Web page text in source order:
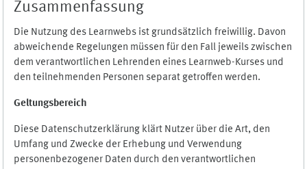
Zusammenfassung
Die Nutzung des Learnwebs ist grundsätzlich freiwillig. Davon
abweichende Regelungen müssen für den Fall jeweils zwischen
dem verantwortlichen Lehrenden eines Learnweb-Kurses und
den teilnehmenden Personen separat getroffen werden.
Geltungsbereich
Diese Datenschutzerklärung klärt Nutzer über die Art, den
Umfang und Zwecke der Erhebung und Verwendung
personenbezogener Daten durch den verantwortlichen